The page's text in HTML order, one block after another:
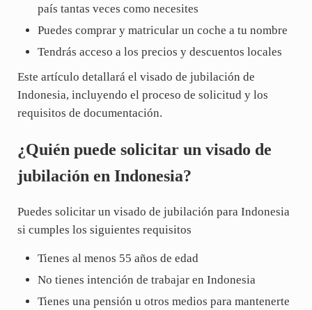
país tantas veces como necesites
Puedes comprar y matricular un coche a tu nombre
Tendrás acceso a los precios y descuentos locales
Este artículo detallará el visado de jubilación de
Indonesia, incluyendo el proceso de solicitud y los
requisitos de documentación.
¿Quién puede solicitar un visado de
jubilación en Indonesia?
Puedes solicitar un visado de jubilación para Indonesia
si cumples los siguientes requisitos
Tienes al menos 55 años de edad
No tienes intención de trabajar en Indonesia
Tienes una pensión u otros medios para mantenerte